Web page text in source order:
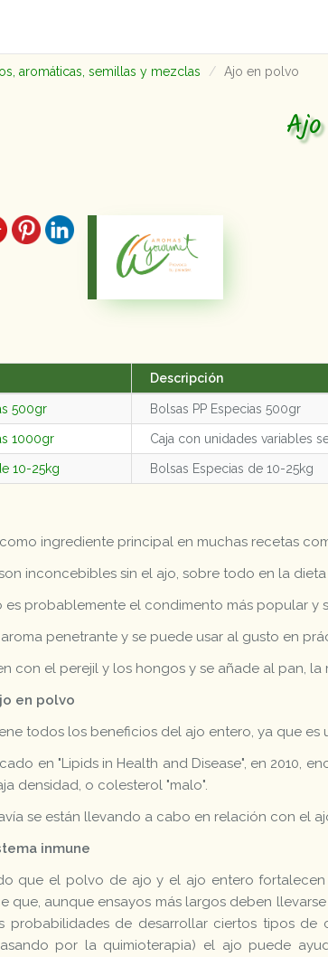
aromáticas, semillas y mezclas Ajo en polvo
Descripción
500gr Bolsas PP Especias 500gr
1000gr Caja con unidades variables
10-25kg Bolsas Especias de 10-25kg
ingrediente principal en muchas recetas
inconcebibles sin el ajo, sobre todo en la
es probablemente el condimento más popular
penetrante y se puede usar al gusto en
con el perejil y los hongos y se añade al pan, la
en polvo
todos los beneficios del ajo entero, ya que es
en "Lipids in Health and Disease", en
densidad, o colesterol "malo".
se están llevando a cabo en relación con el
inmune
que el polvo de ajo y el ajo entero
que, aunque ensayos más largos deben
probabilidades de desarrollar ciertos tipos
por la quimioterapia) el ajo puede